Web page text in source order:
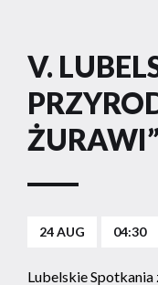
V.
ŻURAWI”
24 AUG 04:30
Lubelskie Spotkania